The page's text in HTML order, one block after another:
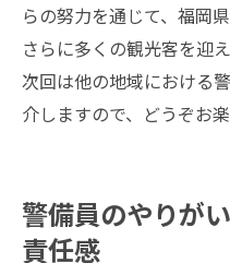
らの努力を通じて、福岡
さらに多くの観光客を迎
次回は他の地域における
介しますので、どうぞお楽
警備員のやりが
責任感